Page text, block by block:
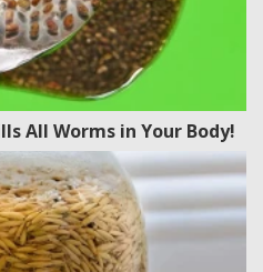
All Worms in Your Body!